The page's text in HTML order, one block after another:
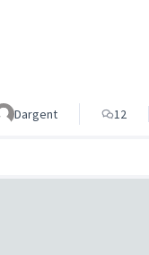
Dargent 12